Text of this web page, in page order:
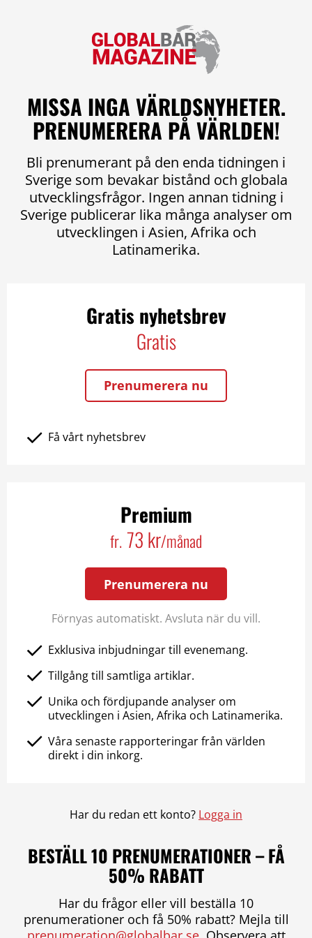
MISSA INGA VÄRLDSNYHETER.
PRENUMERERA PÅ VÄRLDEN!
Bli prenumerant på den enda tidningen i
Sverige som bevakar bistånd och globala
utvecklingsfrågor. Ingen annan tidning i
Sverige publicerar lika många analyser om
utvecklingen i Asien, Afrika och
Latinamerika.
Gratis nyhetsbrev
Gratis
Prenumerera nu
Få vårt nyhetsbrev
Premium
fr. 73 kr/månad
Prenumerera nu
Förnyas automatiskt. Avsluta när du vill.
Exklusiva inbjudningar till evenemang.
Tillgång till samtliga artiklar.
Unika och fördjupande analyser om
utvecklingen i Asien, Afrika och Latinamerika.
Våra senaste rapporteringar från världen
direkt i din inkorg.
Har du redan ett konto? Logga in
BESTÄLL 10 PRENUMERATIONER – FÅ
50% RABATT
Har du frågor eller vill beställa 10
prenumerationer och få 50% rabatt? Mejla till